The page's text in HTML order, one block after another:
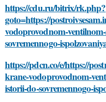
https://cdu.ru/bitrix/rk.php?
goto=https://
vodoprovodnom-
sovremennogo-
https://pdcn.co/e/https://
krane-vodoprovodnom-
istorii-do-sovremennogo-